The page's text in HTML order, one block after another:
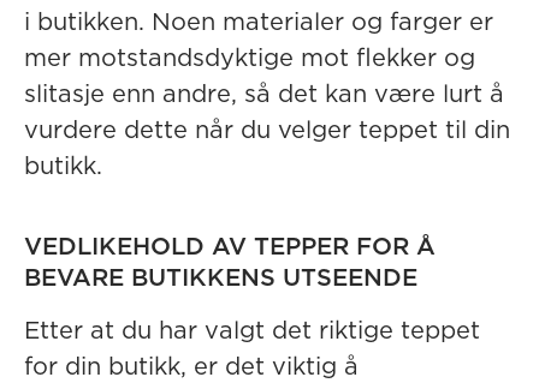
i butikken. Noen materialer og farger er
mer motstandsdyktige mot flekker og
slitasje enn andre, så det kan være lurt å
vurdere dette når du velger teppet til din
butikk.
VEDLIKEHOLD AV TEPPER FOR Å
BEVARE BUTIKKENS UTSEENDE
Etter at du har valgt det riktige teppet
for din butikk, er det viktig å